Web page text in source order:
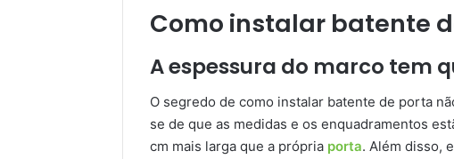
Como instalar batente
A espessura do marco tem
O segredo de como instalar batente de porta
se de que as medidas e os enquadramentos
cm mais larga que a própria porta. Além disso,